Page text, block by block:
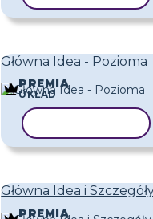
Główna Idea - Pozioma
PREMIA
UKŁAD
Główna Idea i
PREMIA